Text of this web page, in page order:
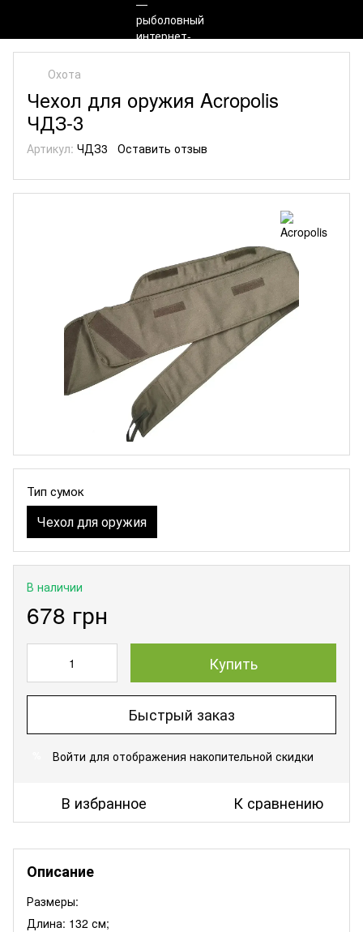
Охота
Чехол для оружия Acropolis
ЧДЗ-3
Артикул: ЧДЗ3 Оставить отзыв
Тип сумок
Чехол для оружия
В наличии
678 грн
Купить
Быстрый заказ
Войти для отображения накопительной скидки
В избранное К сравнению
Описание
Размеры:
Длина: 132 см;